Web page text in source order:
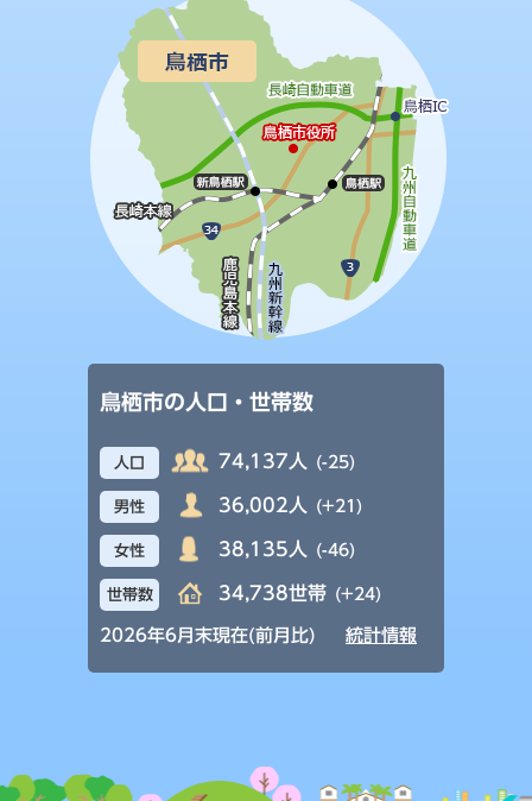
鳥栖市の人口・世帯数
人口 74,137人 (-25)
男性 36,002人 (+21)
女性 38,135人 (-46)
世帯数 34,738世帯 (+24)
2026年6月末現在(前月比) 統計情報